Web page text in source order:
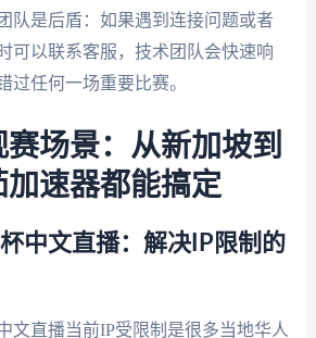
队是后盾：如果遇到连接问题或者
可以联系客服，技术团队会快速响
过任何一场重要比赛。
场景：从新加坡到
加速器都能搞定
中文直播：解决IP限制的
文直播当前IP受限制是很多当地华人